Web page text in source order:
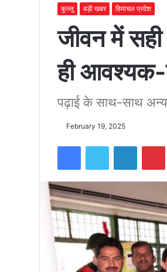
भावना
जगाने
को
फीट
उंची
चोटी
कुल्लू बड़ी खबर हिमाचल प्रदेश
जीवन में
ही
पढ़ाई के साथ-साथ
February 19, 2025